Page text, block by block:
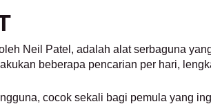
Neil Patel, adalah alat serbaguna
beberapa pencarian per hari,
cocok sekali bagi pemula yang